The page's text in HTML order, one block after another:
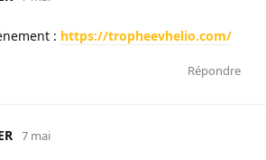
: https://tropheevhelio.com/
Répondre
7 mai